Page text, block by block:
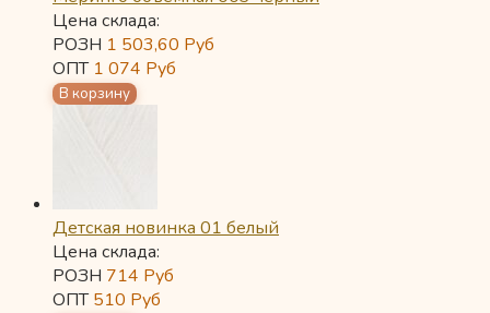
Цена склада:
РОЗН 1 503,60 Руб
ОПТ 1 074 Руб
Детская новинка 01 белый
Цена склада:
РОЗН 714 Руб
ОПТ510 Руб